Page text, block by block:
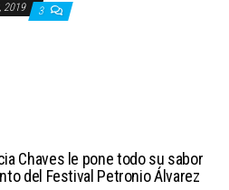
2019 3
Chaves le pone todo su sabor
del Festival Petronio Álvarez